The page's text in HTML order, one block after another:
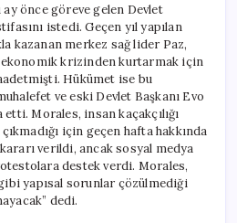
önce göreve gelen Devlet
istedi. Geçen yıl yapılan
kazanan merkez sağ lider Paz,
ekonomik krizinden kurtarmak için
Hükümet ise bu
ve eski Devlet Başkanı Evo
Morales, insan kaçakçılığı
için geçen hafta hakkında
kararı verildi, ancak sosyal medya
destek verdi. Morales,
yapısal sorunlar çözülmediği
dedi.